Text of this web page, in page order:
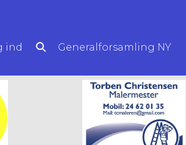
ind Generalforsamling NY